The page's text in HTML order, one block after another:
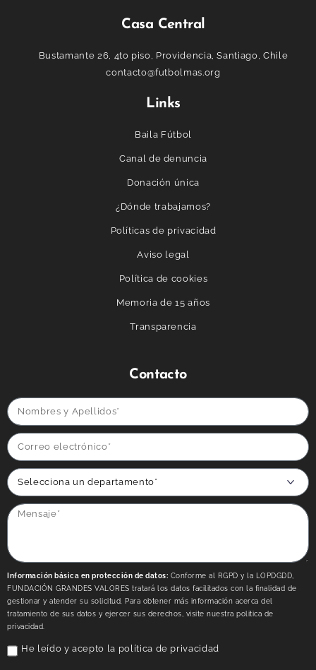
Casa Central
Bustamante 26, 4to piso, Providencia, Santiago, Chile
contacto@futbolmas.org
Links
Baila Fútbol
Canal de denuncia
Donación única
¿Dónde trabajamos?
Políticas de privacidad
Aviso legal
Política de cookies
Memoria de 15 años
Transparencia
Contacto
Información básica en protección de datos: Conforme al RGPD y la LOPDGDD,
FUNDACIÓN GRANDES VALORES tratará los datos facilitados con la finalidad de
gestionar y atender su solicitud. Para obtener más información acerca del
tratamiento de sus datos y ejercer sus derechos, visite nuestra politica de
privacidad.
He leído y acepto la política de privacidad